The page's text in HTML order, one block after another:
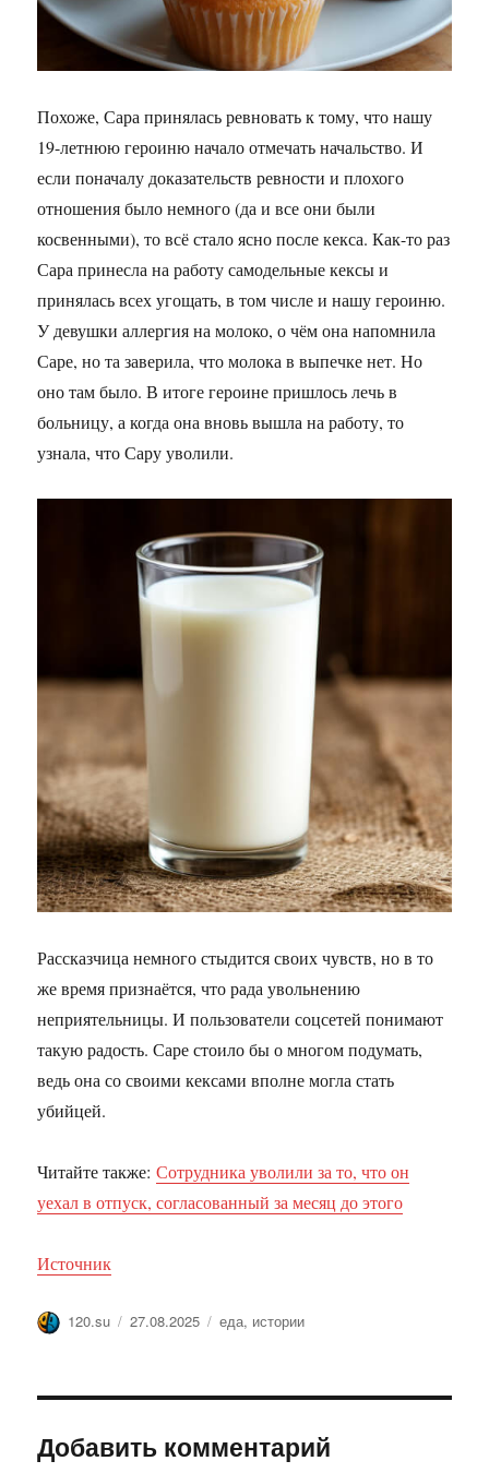
Похоже, Сара принялась ревновать к тому, что нашу
19-летнюю героиню начало отмечать начальство. И
если поначалу доказательств ревности и плохого
отношения было немного (да и все они были
косвенными), то всё стало ясно после кекса. Как-то раз
Сара принесла на работу самодельные кексы и
принялась всех угощать, в том числе и нашу героиню.
У девушки аллергия на молоко, о чём она напомнила
Саре, но та заверила, что молока в выпечке нет. Но
оно там было. В итоге героине пришлось лечь в
больницу, а когда она вновь вышла на работу, то
узнала, что Сару уволили.
Рассказчица немного стыдится своих чувств, но в то
же время признаётся, что рада увольнению
неприятельницы. И пользователи соцсетей понимают
такую радость. Саре стоило бы о многом подумать,
ведь она со своими кексами вполне могла стать
убийцей.
Читайте также:Сотрудника уволили за то, что он
уехал в отпуск, согласованный за месяц до этого
Источник
Автор
120.su Опубликовано
27.08.2025 Метки
еда, истории
Добавить комментарий